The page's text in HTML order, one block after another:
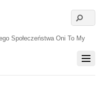
Społeczeństwa Oni To My